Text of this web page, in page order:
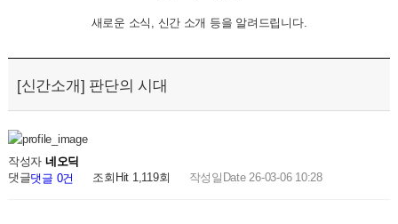
새로운 소식, 신간 소개 등을 알려드립니다.
[신간소개] 판단의 시대
작성자 네오딕
댓글댓글 0건 조회 Hit 1,119회 작성일 Date 26-03-06 10:28